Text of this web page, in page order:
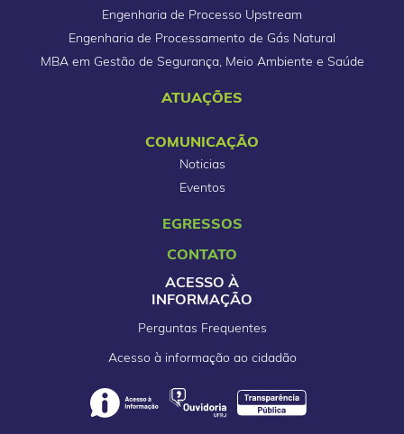
Engenharia de Processo Upstream
Engenharia de Processamento de Gás Natural
MBA em Gestão de Segurança, Meio Ambiente e Saúde
ATUAÇÕES
COMUNICAÇÃO
Noticias
Eventos
EGRESSOS
CONTATO
ACESSO À
INFORMAÇÃO
Perguntas Frequentes
Acesso à informação ao cidadão